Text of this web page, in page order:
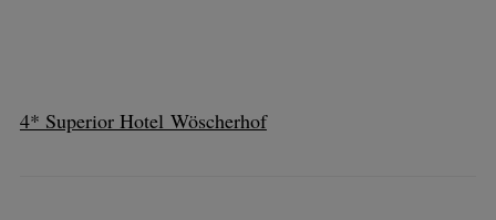
4* Superior Hotel Wöscherhof